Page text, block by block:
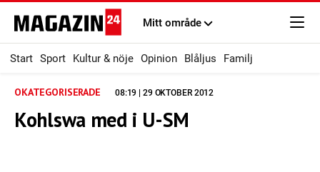
Mitt område
Start Sport Kultur & nöje Opinion Blåljus Familj
OKATEGORISERADE 08:19 | 29 OKTOBER 2012
Kohlswa med i U-SM